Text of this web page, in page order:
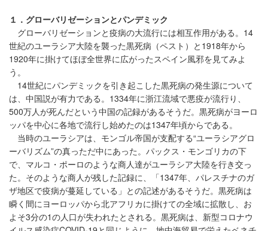
１．グローバリゼーションとパンデミック
グローバリゼーションと疫病の大流行には相互作用がある。14
世紀のユーラシア大陸を襲った黒死病（ペスト）と1918年から
1920年に掛けてほぼ全世界に広がったスペイン風邪を見てみよ
う。
14世紀にパンデミックを引き起こした黒死病の発生源について
は、中国説が有力である。1334年に浙江流域で悪疫が流行り、
500万人が死んだという中国の記録があるそうだ。黒死病がヨーロ
ッパを中心に各地で流行し始めたのは1347年頃からである。
当時のユーラシアは、モンゴル帝国が支配する“ユーラシアグロ
ーバリズム”の真っただ中にあった。パックス・モンゴリカの下
で、マルコ・ポーロのような商人達がユーラシア大陸を行き交っ
た。そのような商人が残した記録に、「1347年、パレスチナのガ
ザ地区で疫病が蔓延している」との記述があるそうだ。黒死病は
瞬く間にヨーロッパから北アフリカに掛けての全域に拡散し、お
よそ3分の1の人口が失われたとされる。黒死病は、新型コロナウ